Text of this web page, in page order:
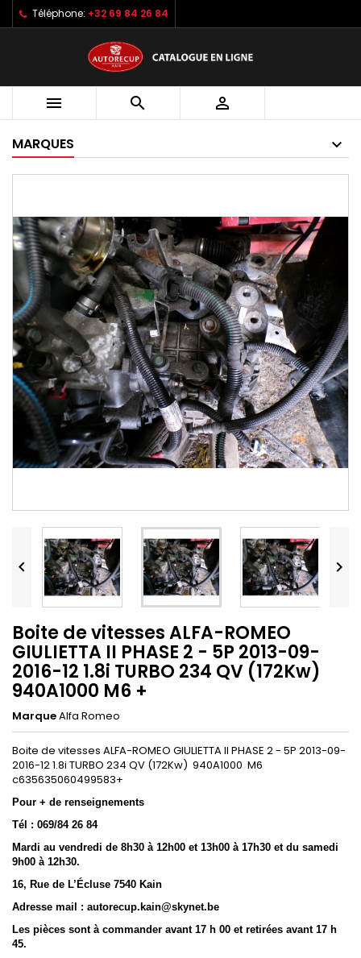
Téléphone: +32 69 84 26 84
  
MARQUES
 
Boite de vitesses ALFA-ROMEO
GIULIETTA II PHASE 2 - 5P 2013-09-
2016-12 1.8i TURBO 234 QV (172Kw)
940A1000 M6 +
MarqueAlfa Romeo
Boite de vitesses ALFA-ROMEO GIULIETTA II PHASE 2 - 5P 2013-09-
2016-12 1.8i TURBO 234 QV (172Kw) 940A1000 M6
c635635060499583+
Pour + de renseignements
Tél : 069/84 26 84
Mardi au vendredi de 8h30 à 12h00 et 13h00 à 17h30 et du samedi
9h00 à 12h30.
16, Rue de L’Écluse 7540 Kain
Adresse mail : autorecup.kain@skynet.be
Les pièces sont à commander avant 17 h 00 et retirées avant 17 h
45.